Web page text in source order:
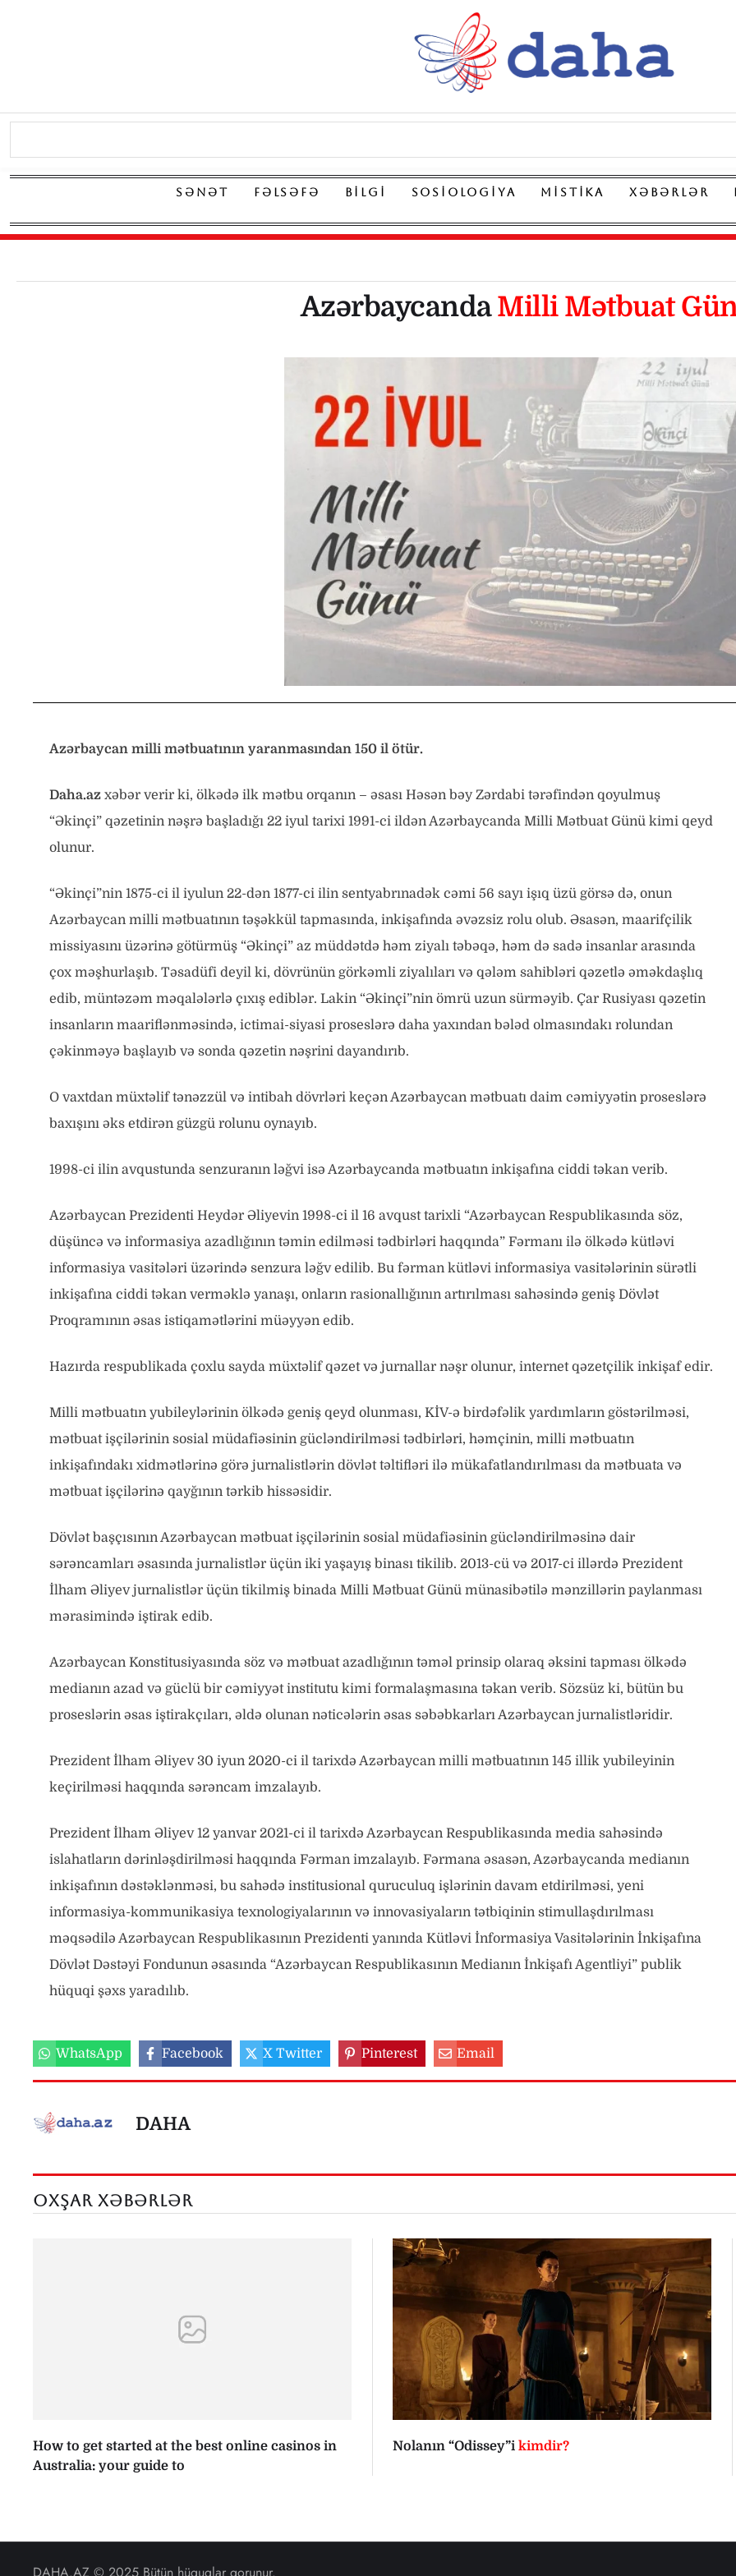
SƏNƏT FƏLSƏFƏ BILGI SOSIOLOGIYA MISTIKA XƏBƏRLƏR
AzərbaycandaMilli Mətbuat
Azərbaycan milli mətbuatının yaranmasından 150 il ötür.
Daha.az xəbər verir ki, ölkədə ilk mətbu orqanın – əsası Həsən bəy Zərdabi tərəfindən qoyulmuş
“Əkinçi” qəzetinin nəşrə başladığı 22 iyul tarixi 1991-ci ildən Azərbaycanda Milli Mətbuat Günü kimi qeyd
olunur.
“Əkinçi”nin 1875-ci il iyulun 22-dən 1877-ci ilin sentyabrınadək cəmi 56 sayı işıq üzü görsə də, onun
Azərbaycan milli mətbuatının təşəkkül tapmasında, inkişafında əvəzsiz rolu olub. Əsasən, maarifçilik
missiyasını üzərinə götürmüş “Əkinçi” az müddətdə həm ziyalı təbəqə, həm də sadə insanlar arasında
çox məşhurlaşıb. Təsadüfi deyil ki, dövrünün görkəmli ziyalıları və qələm sahibləri qəzetlə əməkdaşlıq
edib, müntəzəm məqalələrlə çıxış ediblər. Lakin “Əkinçi”nin ömrü uzun sürməyib. Çar Rusiyası qəzetin
insanların maariflənməsində, ictimai-siyasi proseslərə daha yaxından bələd olmasındakı rolundan
çəkinməyə başlayıb və sonda qəzetin nəşrini dayandırıb.
O vaxtdan müxtəlif tənəzzül və intibah dövrləri keçən Azərbaycan mətbuatı daim cəmiyyətin proseslərə
baxışını əks etdirən güzgü rolunu oynayıb.
1998-ci ilin avqustunda senzuranın ləğvi isə Azərbaycanda mətbuatın inkişafına ciddi təkan verib.
Azərbaycan Prezidenti Heydər Əliyevin 1998-ci il 16 avqust tarixli “Azərbaycan Respublikasında söz,
düşüncə və informasiya azadlığının təmin edilməsi tədbirləri haqqında” Fərmanı ilə ölkədə kütləvi
informasiya vasitələri üzərində senzura ləğv edilib. Bu fərman kütləvi informasiya vasitələrinin sürətli
inkişafına ciddi təkan verməklə yanaşı, onların rasionallığının artırılması sahəsində geniş Dövlət
Proqramının əsas istiqamətlərini müəyyən edib.
Hazırda respublikada çoxlu sayda müxtəlif qəzet və jurnallar nəşr olunur, internet qəzetçilik inkişaf edir.
Milli mətbuatın yubileylərinin ölkədə geniş qeyd olunması, KİV-ə birdəfəlik yardımların göstərilməsi,
mətbuat işçilərinin sosial müdafiəsinin gücləndirilməsi tədbirləri, həmçinin, milli mətbuatın
inkişafındakı xidmətlərinə görə jurnalistlərin dövlət təltifləri ilə mükafatlandırılması da mətbuata və
mətbuat işçilərinə qayğının tərkib hissəsidir.
Dövlət başçısının Azərbaycan mətbuat işçilərinin sosial müdafiəsinin gücləndirilməsinə dair
sərəncamları əsasında jurnalistlər üçün iki yaşayış binası tikilib. 2013-cü və 2017-ci illərdə Prezident
İlham Əliyev jurnalistlər üçün tikilmiş binada Milli Mətbuat Günü münasibətilə mənzillərin paylanması
mərasimində iştirak edib.
Azərbaycan Konstitusiyasında söz və mətbuat azadlığının təməl prinsip olaraq əksini tapması ölkədə
medianın azad və güclü bir cəmiyyət institutu kimi formalaşmasına təkan verib. Sözsüz ki, bütün bu
proseslərin əsas iştirakçıları, əldə olunan nəticələrin əsas səbəbkarları Azərbaycan jurnalistləridir.
Prezident İlham Əliyev 30 iyun 2020-ci il tarixdə Azərbaycan milli mətbuatının 145 illik yubileyinin
keçirilməsi haqqında sərəncam imzalayıb.
Prezident İlham Əliyev 12 yanvar 2021-ci il tarixdə Azərbaycan Respublikasında media sahəsində
islahatların dərinləşdirilməsi haqqında Fərman imzalayıb. Fərmana əsasən, Azərbaycanda medianın
inkişafının dəstəklənməsi, bu sahədə institusional quruculuq işlərinin davam etdirilməsi, yeni
informasiya-kommunikasiya texnologiyalarının və innovasiyaların tətbiqinin stimullaşdırılması
məqsədilə Azərbaycan Respublikasının Prezidenti yanında Kütləvi İnformasiya Vasitələrinin İnkişafına
Dövlət Dəstəyi Fondunun əsasında “Azərbaycan Respublikasının Medianın İnkişafı Agentliyi” publik
hüquqi şəxs yaradılıb.
WhatsApp Facebook X Twitter Pinterest Email
DAHA
OXŞAR XƏBƏRLƏR
How to get started at the best online casinos in
Australia: your guide to
Nolanın “Odissey”i kimdir?